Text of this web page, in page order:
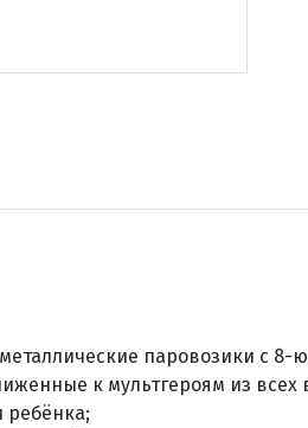
паровозики с 8-
к мультгероям из всех
ребёнка;